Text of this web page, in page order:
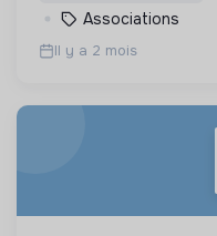
Associations
Il y a 2 mois